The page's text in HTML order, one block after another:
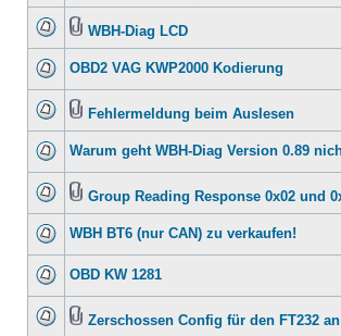
WBH-Diag LCD
OBD2 VAG KWP2000 Kodierung
Fehlermeldung beim Auslesen
Warum geht WBH-Diag Version 0.89
Group Reading Response 0x02 und
WBH BT6 (nur CAN) zu verkaufen!
OBD KW 1281
Zerschossen Config für den FT232